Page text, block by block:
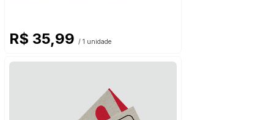
R$ 35,99 / 1 unidade